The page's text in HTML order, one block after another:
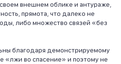
внешнем облике и антураже,
прямота, что далеко не
либо множество связей «без
благодаря демонстрируемому
«лжи во спасение» и поэтому не